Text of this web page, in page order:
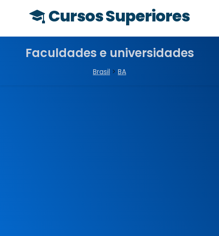
Cursos Superiores
Faculdades e universidades
Brasil > BA